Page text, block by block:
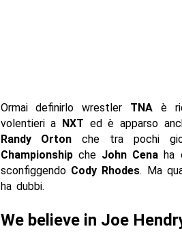
Ormai definirlo wrestler TNA è
volentieri a NXT ed è apparso
Randy Orton che tra pochi
Championshipche John Cena ha
sconfiggendo Cody Rhodes. Ma
ha dubbi.
We believe in Joe